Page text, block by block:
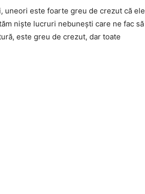
uneori este foarte greu de crezut că ele
niște lucruri nebunești care ne fac să
este greu de crezut, dar toate